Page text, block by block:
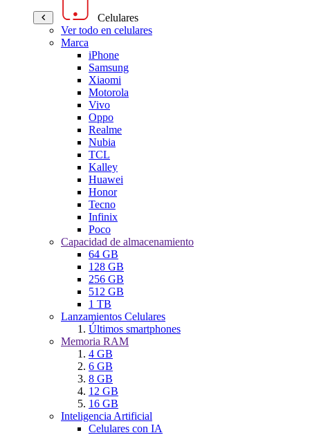
Celulares
Ver todo en celulares
Marca
iPhone
Samsung
Xiaomi
Motorola
Vivo
Oppo
Realme
Nubia
TCL
Kalley
Huawei
Honor
Tecno
Infinix
Poco
Capacidad de almacenamiento
64 GB
128 GB
256 GB
512 GB
1 TB
Lanzamientos Celulares
Últimos smartphones
Memoria RAM
4 GB
6 GB
8 GB
12 GB
16 GB
Inteligencia Artificial
Celulares con IA